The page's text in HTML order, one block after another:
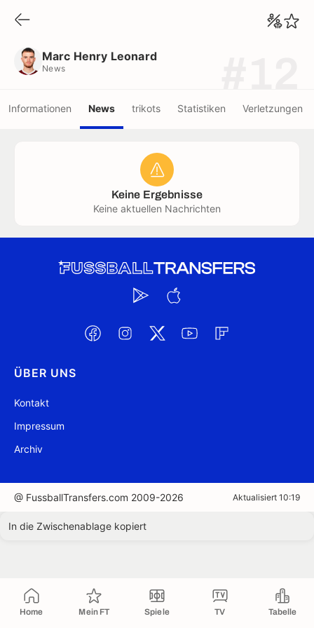
Home Mein FT Spiele TV Tabelle
Marc Henry Leonard
News
Informationen News trikots Statistiken Verletzungen
Keine Ergebnisse
Keine aktuellen Nachrichten
ÜBER UNS
Kontakt
Impressum
Archiv
@ FussballTransfers.com 2009-2026 Aktualisiert 10:19
In die Zwischenablage kopiert